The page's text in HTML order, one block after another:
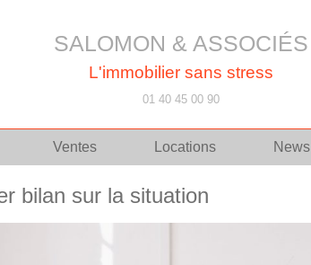
SALOMON & ASSOCIÉS
L'immobilier sans stress
01 40 45 00 90
Ventes Locations News
bilan sur la situation